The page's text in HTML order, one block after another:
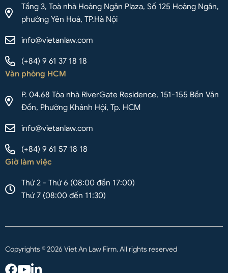
Tầng 3, Toà nhà Hoàng Ngân Plaza, Số 125 Hoàng Ngân,
phường Yên Hoà, TP.Hà Nội
info@vietanlaw.com
(+84) 9 61 37 18 18
Văn phòng HCM
P. 04.68 Tòa nhà RiverGate Residence, 151-155 Bến Vân
Đồn, Phường Khánh Hội, Tp. HCM
info@vietanlaw.com
(+84) 9 61 57 18 18
Giờ làm việc
Thứ 2 - Thứ 6 (08:00 đến 17:00)
Thứ 7 (08:00 đến 11:30)
Copyrights © 2026 Viet An Law Firm. All rights reserved